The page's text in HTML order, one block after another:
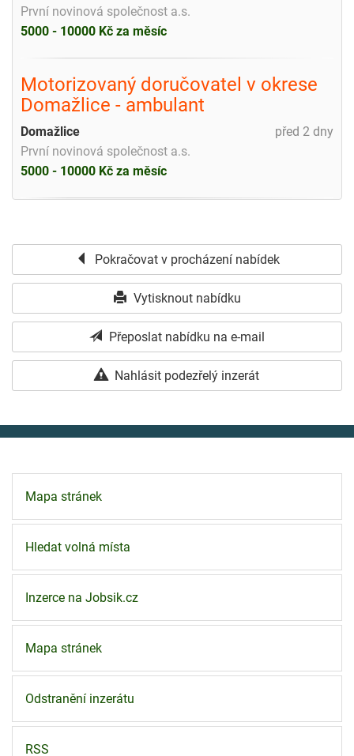
První novinová společnost a.s.
5000 - 10000 Kč za měsíc
Motorizovaný doručovatel v okrese
Domažlice - ambulant
před 2 dny
Domažlice
První novinová společnost a.s.
5000 - 10000 Kč za měsíc
Pokračovat v procházení nabídek
Vytisknout nabídku
Přeposlat nabídku na e-mail
Nahlásit podezřelý inzerát
Mapa stránek
Hledat volná místa
Inzerce na Jobsik.cz
Mapa stránek
Odstranění inzerátu
RSS